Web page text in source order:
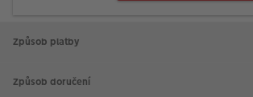
Způsob platby
Způsob doručení